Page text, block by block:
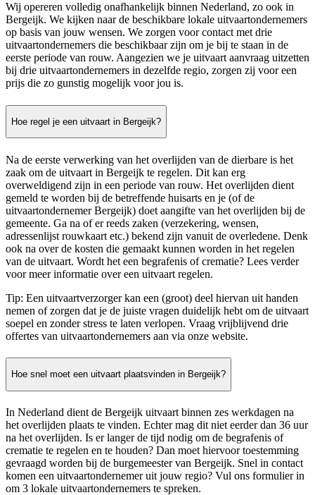
Wij opereren volledig onafhankelijk binnen Nederland, zo ook in
Bergeijk. We kijken naar de beschikbare lokale uitvaartondernemers
op basis van jouw wensen. We zorgen voor contact met drie
uitvaartondernemers die beschikbaar zijn om je bij te staan in de
eerste periode van rouw. Aangezien we je uitvaart aanvraag uitzetten
bij drie uitvaartondernemers in dezelfde regio, zorgen zij voor een
prijs die zo gunstig mogelijk voor jou is.
Hoe regel je een uitvaart in Bergeijk?
Na de eerste verwerking van het overlijden van de dierbare is het
zaak om de uitvaart in Bergeijk te regelen. Dit kan erg
overweldigend zijn in een periode van rouw. Het overlijden dient
gemeld te worden bij de betreffende huisarts en je (of de
uitvaartondernemer Bergeijk) doet aangifte van het overlijden bij de
gemeente. Ga na of er reeds zaken (verzekering, wensen,
adressenlijst rouwkaart etc.) bekend zijn vanuit de overledene. Denk
ook na over de kosten die gemaakt kunnen worden in het regelen
van de uitvaart. Wordt het een begrafenis of crematie? Lees verder
voor meer informatie over een uitvaart regelen.
Tip: Een uitvaartverzorger kan een (groot) deel hiervan uit handen
nemen of zorgen dat je de juiste vragen duidelijk hebt om de uitvaart
soepel en zonder stress te laten verlopen. Vraag vrijblijvend drie
offertes van uitvaartondernemers aan via onze website.
Hoe snel moet een uitvaart plaatsvinden in Bergeijk?
In Nederland dient de Bergeijk uitvaart binnen zes werkdagen na
het overlijden plaats te vinden. Echter mag dit niet eerder dan 36 uur
na het overlijden. Is er langer de tijd nodig om de begrafenis of
crematie te regelen en te houden? Dan moet hiervoor toestemming
gevraagd worden bij de burgemeester van Bergeijk. Snel in contact
komen een uitvaartondernemer uit jouw regio? Vul ons formulier in
om 3 lokale uitvaartondernemers te spreken.